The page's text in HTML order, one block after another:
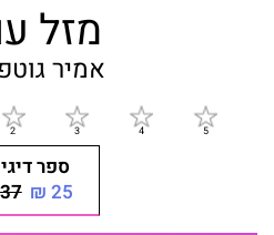
מזל
אמיר
ספר
25 ₪
37 ₪